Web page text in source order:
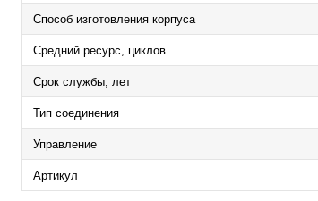
Способ изготовления корпуса
Средний ресурс, циклов
Срок службы, лет
Тип соединения
Управление
Артикул